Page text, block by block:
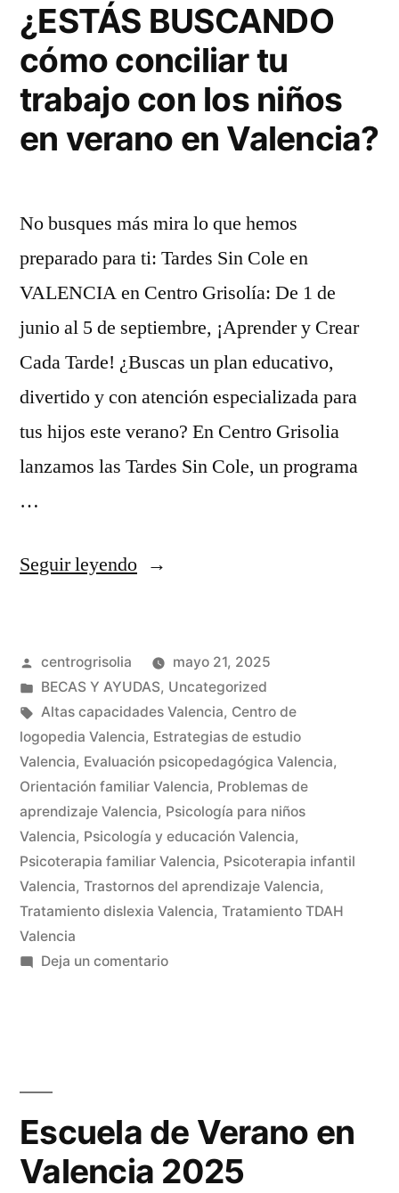
¿ESTÁS BUSCANDO
cómo conciliar tu
trabajo con los niños
en verano en Valencia?
No busques más mira lo que hemos
preparado para ti: Tardes Sin Cole en
VALENCIA en Centro Grisolía: De 1 de
junio al 5 de septiembre, ¡Aprender y Crear
Cada Tarde! ¿Buscas un plan educativo,
divertido y con atención especializada para
tus hijos este verano? En Centro Grisolia
lanzamos las Tardes Sin Cole, un programa
…
Seguir leyendo
centrogrisolia
mayo 21, 2025
BECAS Y AYUDAS, Uncategorized
Altas capacidades Valencia, Centro de
logopedia Valencia, Estrategias de estudio
Valencia, Evaluación psicopedagógica Valencia,
Orientación familiar Valencia, Problemas de
aprendizaje Valencia, Psicología para niños
Valencia, Psicología y educación Valencia,
Psicoterapia familiar Valencia, Psicoterapia infantil
Valencia, Trastornos del aprendizaje Valencia,
Tratamiento dislexia Valencia, Tratamiento TDAH
Valencia
Deja un comentario
Escuela de Verano en
Valencia 2025